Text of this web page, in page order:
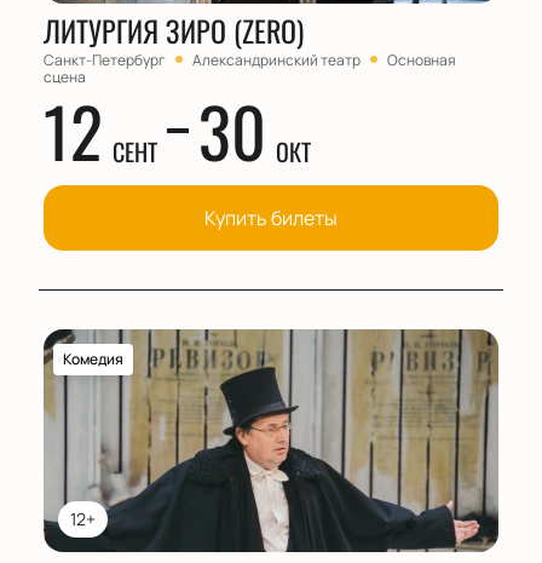
ЛИТУРГИЯ ЗИРО (ZERO)
Санкт-Петербург Александринский театр
Основная
сцена
12 СЕНТ 30 ОКТ
Купить билеты
12+
Комедия